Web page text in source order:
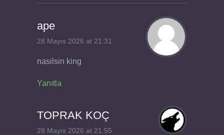
ape
28 Mayıs 2026 at 21:31
nasilsin king
Yanıtla
TOPRAK KOÇ
28 Mayıs 2026 at 21:55